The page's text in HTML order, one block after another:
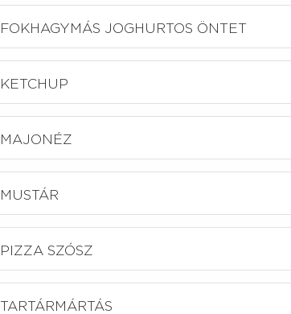
FOKHAGYMÁS JOGHURTOS ÖNTET
KETCHUP
MAJONÉZ
MUSTÁR
PIZZA SZÓSZ
TARTÁRMÁRTÁS